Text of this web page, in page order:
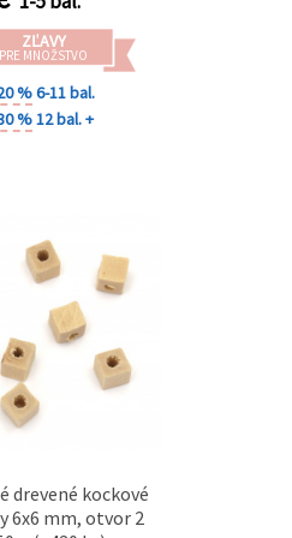
ZĽAVY
PRE MNOŽSTVO
%6-11 bal.
%12 bal. +
drevené kockové
6x6 mm, otvor 2